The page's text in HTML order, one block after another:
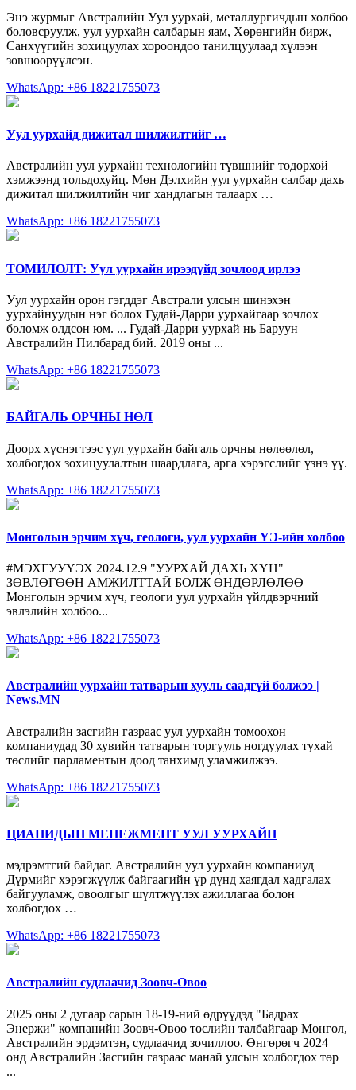
Энэ журмыг Австралийн Уул уурхай, металлургичдын холбоо
боловсруулж, уул уурхайн салбарын яам, Хөрөнгийн бирж,
Санхүүгийн зохицуулах хороондоо танилцуулаад хүлээн
зөвшөөрүүлсэн.
WhatsApp: +86 18221755073
Уул уурхайд дижитал шилжилтийг …
Австралийн уул уурхайн технологийн түвшнийг тодорхой
хэмжээнд тольдохуйц. Мөн Дэлхийн уул уурхайн салбар дахь
дижитал шилжилтийн чиг хандлагын талаарх …
WhatsApp: +86 18221755073
ТОМИЛОЛТ: Уул уурхайн ирээдүйд зочлоод ирлээ
Уул уурхайн орон гэгддэг Австрали улсын шинэхэн
уурхайнуудын нэг болох Гудай-Дарри уурхайгаар зочлох
боломж олдсон юм. ... Гудай-Дарри уурхай нь Баруун
Австралийн Пилбарад бий. 2019 оны ...
WhatsApp: +86 18221755073
БАЙГАЛЬ ОРЧНЫ НӨЛ
Доорх хүснэгтээс уул уурхайн байгаль орчны нөлөөлөл,
холбогдох зохицуулалтын шаардлага, арга хэрэгслийг үзнэ үү.
WhatsApp: +86 18221755073
Монголын эрчим хүч, геологи, уул уурхайн ҮЭ-ийн холбоо
#МЭХГУУҮЭХ 2024.12.9 "УУРХАЙ ДАХЬ ХҮН"
ЗӨВЛӨГӨӨН АМЖИЛТТАЙ БОЛЖ ӨНДӨРЛӨЛӨӨ
Монголын эрчим хүч, геологи уул уурхайн үйлдвэрчний
эвлэлийн холбоо...
WhatsApp: +86 18221755073
Австралийн уурхайн татварын хууль саадгүй болжээ |
News.MN
Австралийн засгийн газраас уул уурхайн томоохон
компаниудад 30 хувийн татварын торгууль ногдуулах тухай
төслийг парламентын доод танхимд уламжилжээ.
WhatsApp: +86 18221755073
ЦИАНИДЫН МЕНЕЖМЕНТ УУЛ УУРХАЙН
мэдрэмтгий байдаг. Австралийн уул уурхайн компаниуд
Дүрмийг хэрэгжүүлж байгаагийн үр дүнд хаягдал хадгалах
байгууламж, овоолгыг шүлтжүүлэх ажиллагаа болон
холбогдох …
WhatsApp: +86 18221755073
Австралийн судлаачид Зөөвч-Овоо
2025 оны 2 дугаар сарын 18-19-ний өдрүүдэд "Бадрах
Энержи" компанийн Зөөвч-Овоо төслийн талбайгаар Монгол,
Австралийн эрдэмтэн, судлаачид зочиллоо. Өнгөрөгч 2024
онд Австралийн Засгийн газраас манай улсын холбогдох төр
...